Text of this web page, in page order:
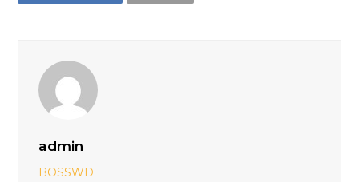
admin
BOSSWD